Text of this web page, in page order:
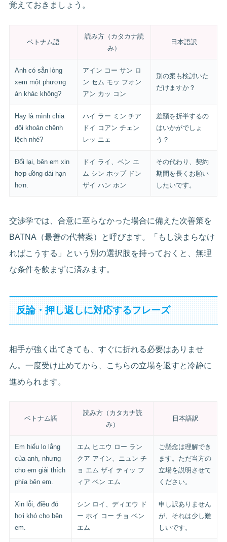
覚えておきましょう。
ベトナム語
読み方（カタカナ読
み）
日本語訳
Anh có sẵn lòng
xem một phương
án khác không?
アイン コー サン ロ
ン セム モッ フオン
アン カッ コン
別の案も検討いた
だけますか？
Hay là mình chia
đôi khoản chênh
lệch nhé?
ハイ ラー ミン チア
ドイ コアン チェン
レッ ニェ
差額を折半するの
はいかがでしょ
う？
Đổi lại, bên em xin
hợp đồng dài hạn
hơn.
ドイ ライ、ベン エ
ム シン ホップ ドン
ザイ ハン ホン
その代わり、契約
期間を長くお願い
したいです。
交渉学では、合意に至らなかった場合に備えた次善策を
BATNA（最善の代替案）と呼びます。「もし決まらなけ
ればこうする」という別の選択肢を持っておくと、無理
な条件を飲まずに済みます。
反論・押し返しに対応するフレーズ
相手が強く出てきても、すぐに折れる必要はありませ
ん。一度受け止めてから、こちらの立場を返すと冷静に
進められます。
ベトナム語
読み方（カタカナ読
み）
日本語訳
Em hiểu lo lắng
của anh, nhưng
cho em giải thích
phía bên em.
エム ヒエウ ロー ラン
クア アイン、ニュン チ
ョ エム ザイ ティッ フ
ィア ベン エム
ご懸念は理解でき
ます。ただ当方の
立場を説明させて
ください。
Xin lỗi, điều đó
hơi khó cho bên
em.
シン ロイ、ディエウ ド
ー ホイ コー チョ ベン
エム
申し訳ありません
が、それは少し難
しいです。